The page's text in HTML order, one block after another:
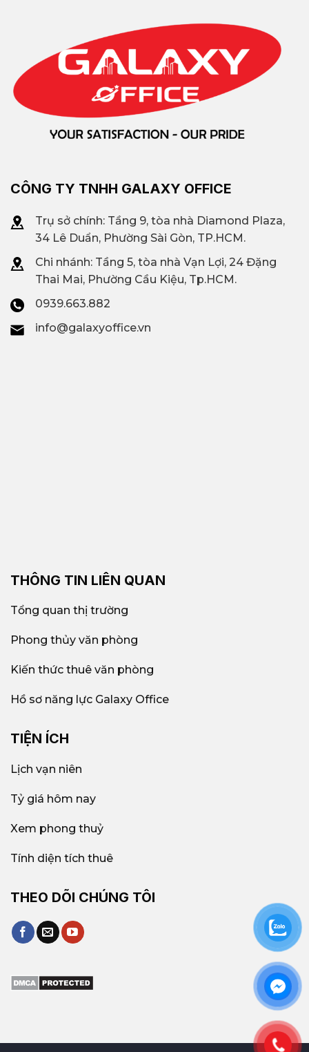
CÔNG TY TNHH GALAXY OFFICE
Trụ sở chính: Tầng 9, tòa nhà Diamond Plaza,
34 Lê Duẩn, Phường Sài Gòn, TP.HCM.
Chi nhánh: Tầng 5, tòa nhà Vạn Lợi, 24 Đặng
Thai Mai, Phường Cầu Kiệu, Tp.HCM.
0939.663.882
info@galaxyoffice.vn
THÔNG TIN LIÊN QUAN
Tổng quan thị trường
Phong thủy văn phòng
Kiến thức thuê văn phòng
Hồ sơ năng lực Galaxy Office
TIỆN ÍCH
Lịch vạn niên
Tỷ giá hôm nay
Xem phong thuỷ
Tính diện tích thuê
THEO DÕI CHÚNG TÔI